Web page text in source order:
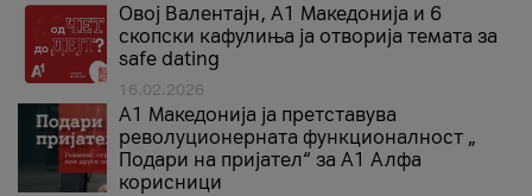
Овој Валентајн, A1 Македонија и 6
скопски кафулиња ја отворија темата за
safe dating
16.02.2026
А1 Македонија ја претставува
револуционерната функционалност „
Подари на пријател“ за А1 Алфа
корисници